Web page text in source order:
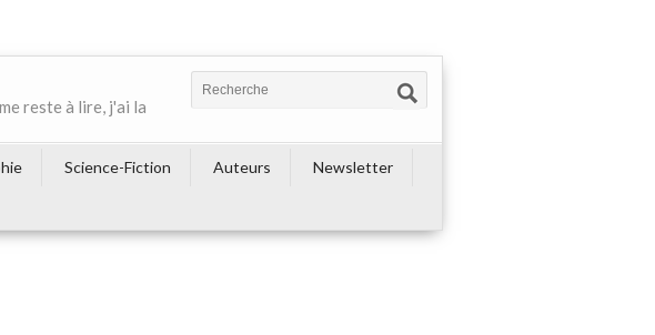
reste à lire, j'ai la
Science-Fiction Auteurs
Newsletter